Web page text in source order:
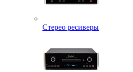
Стерео ресиверы